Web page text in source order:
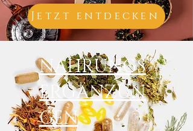
Jetzt entdecken
NAHRUNGS
ERGÄNZUN
GEN